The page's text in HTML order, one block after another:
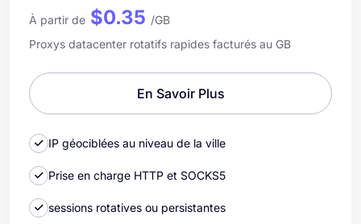
À partir de $0.35 /GB
Proxys datacenter rotatifs rapides facturés au GB
En Savoir Plus
IP géociblées au niveau de la ville
Prise en charge HTTP et SOCKS5
sessions rotatives ou persistantes